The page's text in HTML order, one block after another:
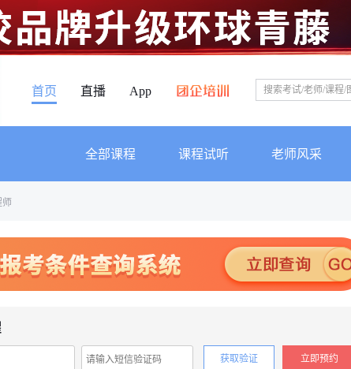
首页 直播 App
全部课程 课程试听 老师风采
师
获取验证 立即预约